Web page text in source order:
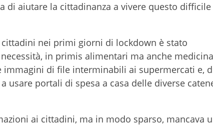
di aiutare la cittadinanza a vivere questo
nei primi giorni di lockdown è stato
in primis alimentari ma anche
di file interminabili ai supermercati e,
usare portali di spesa a casa delle diverse
ai cittadini, ma in modo sparso, mancava